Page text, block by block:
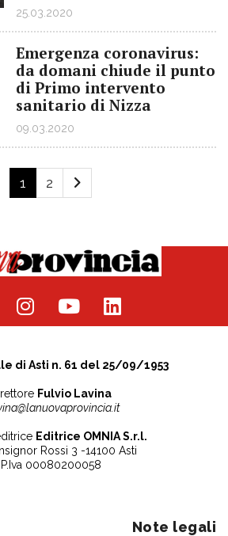
25.03.2020
Emergenza coronavirus:
da domani chiude il punto
di Primo intervento
sanitario di Nizza
09.03.2020
1 2
di Asti n. 61 del 25/09/1953
Fulvio Lavina
Editrice OMNIA S.r.l.
Rossi 3 -14100 Asti
P.Iva 00080200058
Note legali